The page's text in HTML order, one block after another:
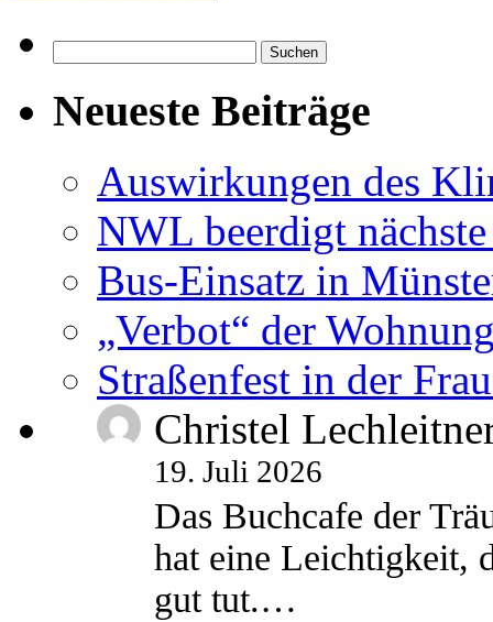
nach:
Neueste Beiträge
Auswirkungen des
NWL beerdigt
Bus-Einsatz in
„Verbot“ der
Straßenfest in der
Christel
19. Juli 2026
Das Buchcafe der
hat eine Leichtigkeit,
gut tut.…